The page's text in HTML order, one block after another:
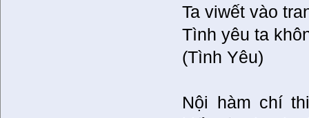
Ta viwết vào
Tình yêu ta
(Tình Yêu)
Nội hàm chí